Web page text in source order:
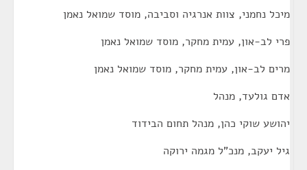
מיכל נחמני, צוות אנרגיה וסביבה, מוסד שמואל נאמן
פרי לב-און, עמית מחקר, מוסד שמואל נאמן
מרים לב-און, עמית מחקר, מוסד שמואל נאמן
אדם גולעד, מנהל
יהושע שוקי כהן, מנהל תחום הבידוד
גיל יעקב, מנכ"ל מגמה ירוקה